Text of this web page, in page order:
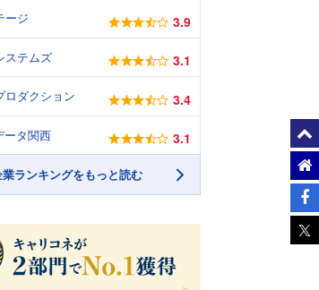
ージ 3.9
ステムズ 3.1
ロダクション 3.4
ータ関西 3.1
ランキングをもっと読む